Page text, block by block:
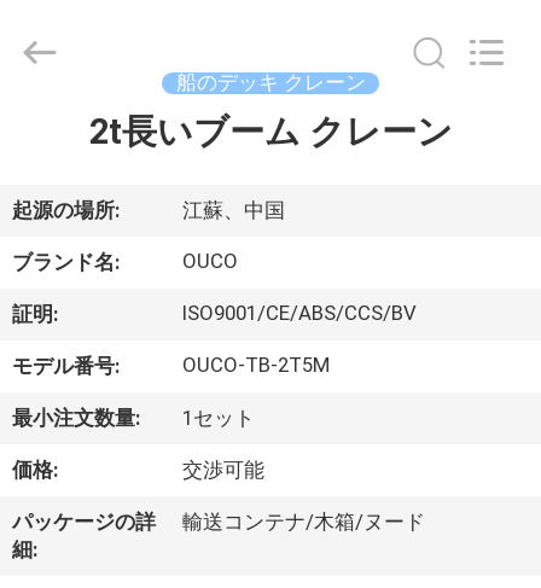
製
品
ビ
オ
2020
INTERNATIONAL
Rights
Reserved.
船のデッキ クレーン
2t長いブーム クレーン
起源の場所: 江蘇、中国
ブランド名: OUCO
証明: ISO9001/CE/ABS/CCS/BV
モデル番号: OUCO-TB-2T5M
最小注文数量: 1セット
価格: 交渉可能
パッケージの詳
細:
輸送コンテナ/木箱/ヌード